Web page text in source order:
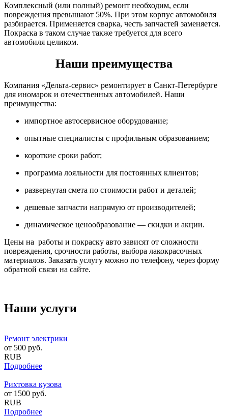
Комплексный (или полный) ремонт необходим, если
повреждения превышают 50%. При этом корпус автомобиля
разбирается. Применяется сварка, честь запчастей заменяется.
Покраска в таком случае также требуется для всего
автомобиля целиком.
Наши преимущества
Компания «Дельта-сервис» ремонтирует в Санкт-Петербурге
для иномарок и отечественных автомобилей. Наши
преимущества:
импортное автосервисное оборудование;
опытные специалисты с профильным образованием;
короткие сроки работ;
программа лояльности для постоянных клиентов;
развернутая смета по стоимости работ и деталей;
дешевые запчасти напрямую от производителей;
динамическое ценообразование — скидки и акции.
Цены на работы и покраску авто зависят от сложности
повреждения, срочности работы, выбора лакокрасочных
материалов. Заказать услугу можно по телефону, через форму
обратной связи на сайте.
Наши услуги
Ремонт электрики
от 500 руб.
RUB
Подробнее
Рихтовка кузова
от 1500 руб.
RUB
Подробнее